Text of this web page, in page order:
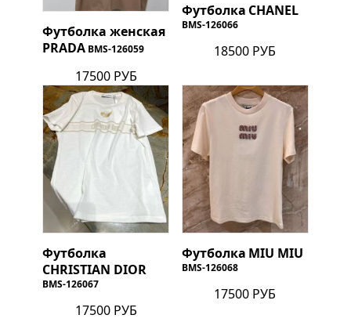
Футболка женская
PRADA BMS-126059
17500 РУБ
Футболка CHANEL
BMS-126066
18500 РУБ
Футболка
CHRISTIAN DIOR
BMS-126067
17500 РУБ
Футболка MIU MIU
BMS-126068
17500 РУБ